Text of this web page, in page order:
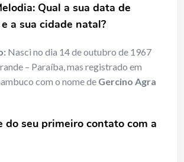
Qual a sua data de
a sua cidade natal?
Nasci no dia 14 de outubro de 1967
– Paraíba, mas registrado em
com o nome de Gercino Agra
do seu primeiro contato com a